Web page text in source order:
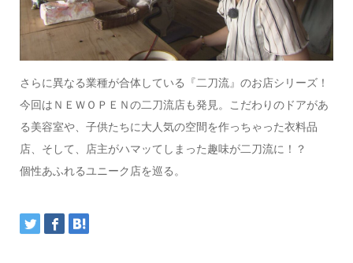
さらに異なる業種が合体している『二刀流』のお店シリーズ！
今回はＮＥＷＯＰＥＮの二刀流店も発見。こだわりのドアがあ
る美容室や、子供たちに大人気の空間を作っちゃった衣料品
店、そして、店主がハマッてしまった趣味が二刀流に！？
個性あふれるユニーク店を巡る。